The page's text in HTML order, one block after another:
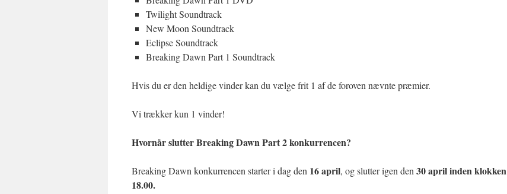
Twilight Soundtrack
New Moon Soundtrack
Eclipse Soundtrack
Breaking Dawn Part 1 Soundtrack
Hvis du er den heldige vinder kan du vælge frit 1 af de foroven nævnte præmier.
Vi trækker kun 1 vinder!
Hvornår slutter Breaking Dawn Part 2 konkurrencen?
Breaking Dawn konkurrencen starter i dag den 16 april, og slutter igen den 30 april inden klokken
18.00.